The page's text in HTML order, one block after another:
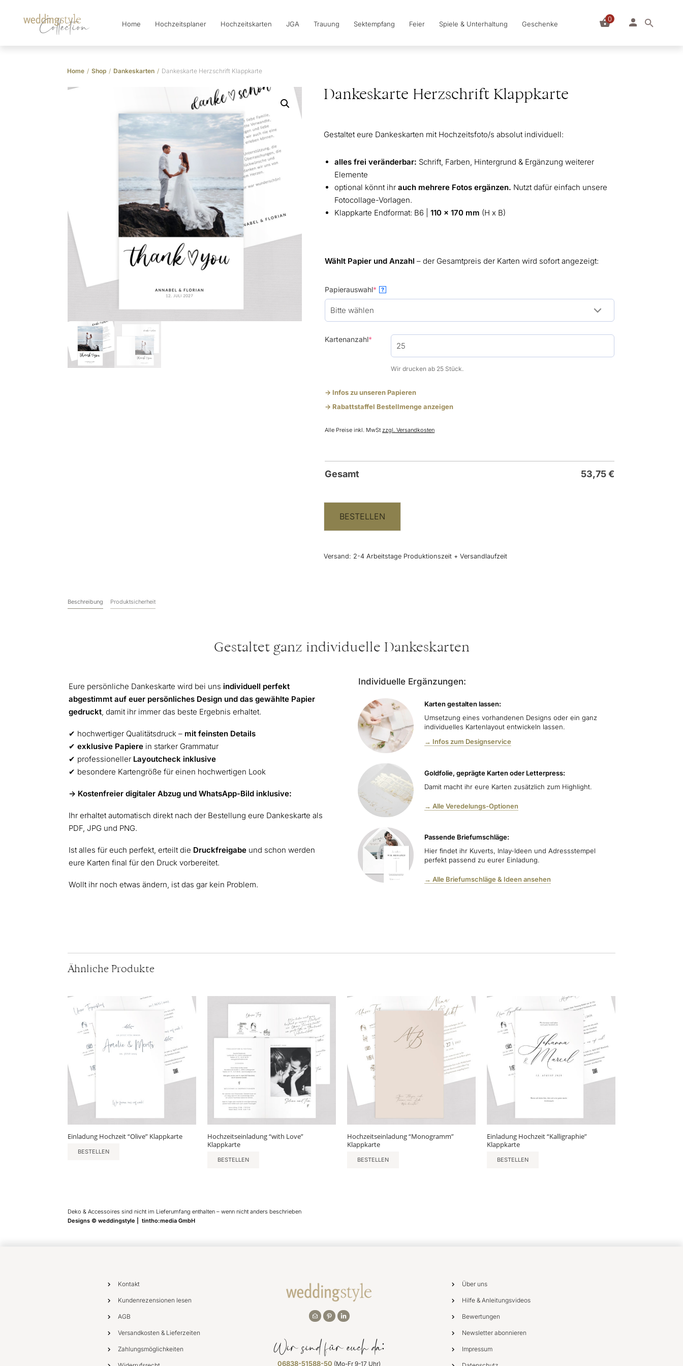
Collection Home Hochzeitsplaner Hochzeitskarten JGA Trauung Sektempfang Feier Spiele & Unterhaltung Geschenke
0
Home / Shop / Dankeskarten / Dankeskarte Herzschrift Klappkarte
Dankeskarte Herzschrift Klappkarte
Gestaltet eure Dankeskarten mit Hochzeitsfoto/s absolut individuell:
alles frei veränderbar: Schrift, Farben, Hintergrund & Ergänzung weiterer
Elemente
optional könnt ihrauch mehrere Fotos ergänzen. Nutzt dafür einfach unsere
Fotocollage-Vorlagen.
Klappkarte Endformat: B6 |110 x 170 mm (H x B)
Wählt Papier und Anzahl– der Gesamtpreis der Karten wird sofort angezeigt:
Papierauswahl* (required)
?
Kartenanzahl* (required)
Wir drucken ab 25 Stück.
-> Infos zu unseren Papieren
-> Rabattstaffel Bestellmenge anzeigen
Alle Preise inkl. MwStzzgl. Versandkosten
Gesamt 53,75€
BESTELLEN
Versand: 2-4 Arbeitstage Produktionszeit + Versandlaufzeit
Beschreibung Produktsicherheit
Gestaltet ganz individuelle Dankeskarten
Eure persönliche Dankeskarte wird bei uns individuell perfekt
abgestimmt auf euer persönliches Design und das gewählte Papier
gedruckt, damit ihr immer das beste Ergebnis erhaltet.
✔︎ hochwertiger Qualitätsdruck – mit feinsten Details
✔︎ exklusive Papiere in starker Grammatur
✔︎ professioneller Layoutcheck inklusive
✔︎ besondere Kartengröße für einen hochwertigen Look
-> Kostenfreier digitaler Abzug und WhatsApp-Bild inklusive:
Ihr erhaltet automatisch direkt nach der Bestellung eure Dankeskarte als
PDF, JPG und PNG.
Ist alles für euch perfekt, erteilt die Druckfreigabe und schon werden
eure Karten final für den Druck vorbereitet.
Wollt ihr noch etwas ändern, ist das gar kein Problem.
Individuelle Ergänzungen:
Karten gestalten lassen:
Umsetzung eines vorhandenen Designs oder ein ganz
individuelles Kartenlayout entwickeln lassen.
→ Infos zum Designservice
Goldfolie, geprägte Karten oder Letterpress:
Damit macht ihr eure Karten zusätzlich zum Highlight.
→ Alle Veredelungs-Optionen
Passende Briefumschläge:
Hier findet ihr Kuverts, Inlay-Ideen und Adressstempel
perfekt passend zu eurer Einladung.
→ Alle Briefumschläge & Ideen ansehen
Ähnliche Produkte
Einladung Hochzeit “Olive” Klappkarte
BESTELLEN
Hochzeitseinladung “with Love”
Klappkarte
BESTELLEN
Hochzeitseinladung “Monogramm”
Klappkarte
BESTELLEN
Einladung Hochzeit “Kalligraphie”
Klappkarte
BESTELLEN
Deko & Accessoires sind nicht im Lieferumfang enthalten – wenn nicht anders beschrieben
Designs © weddingstyle | tintho:media GmbH
Kontakt
Kundenrezensionen lesen
AGB
Versandkosten & Lieferzeiten
Zahlungsmöglichkeiten Wir sind für euch da:
06838-51588-50 (Mo-Fr 9-17 Uhr)
Über uns
Hilfe & Anleitungsvideos
Bewertungen
Newsletter abonnieren
Impressum